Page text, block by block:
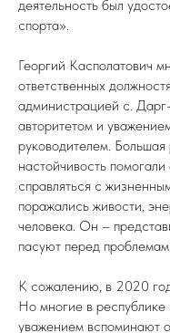
деятельность был
спорта».
Георгий Касполатович
ответственных
администрацией с.
авторитетом и
руководителем.
настойчивость
справляться с
поражались живости,
человека. Он –
пасуют перед
К сожалению, в 2020
Но многие в
уважением вспоминают